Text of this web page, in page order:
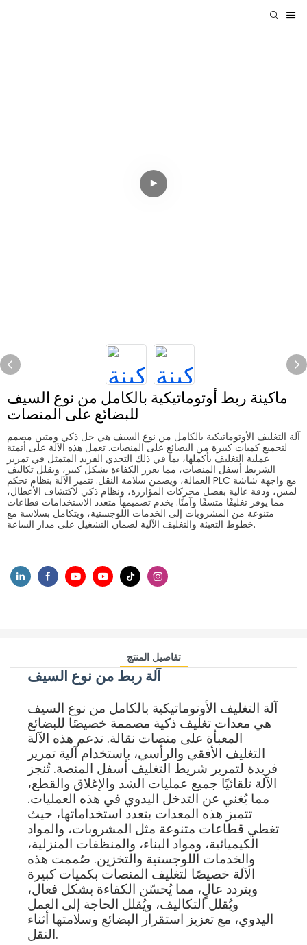
ماكينة ربط أوتوماتيكية بالكامل من نوع السيف
للبضائع على المنصات
آلة التغليف الأوتوماتيكية بالكامل من نوع السيف هي حل ذكي ومتين مصمم
لتجميع كميات كبيرة من البضائع على المنصات. تعمل هذه الآلة على أتمتة
عملية التغليف بأكملها، بما في ذلك التحدي الفريد المتمثل في تمرير
الشريط أسفل المنصات، مما يعزز الكفاءة بشكل كبير، ويقلل تكاليف
العمالة، ويضمن سلامة النقل. تتميز الآلة بنظام تحكم PLC مع واجهة شاشة
لمس، ودقة عالية بفضل محركات المؤازرة، ونظام ذكي لاكتشاف الأعطال،
مما يوفر تغليفًا متسقًا وآمنًا. يخدم تصميمها متعدد الاستخدامات قطاعات
متنوعة من المشروبات إلى الخدمات اللوجستية، ويتكامل بسلاسة مع
خطوط التعبئة والتغليف الآلية لضمان التشغيل على مدار الساعة.
تفاصيل المنتج
آلة ربط من نوع السيف
آلة التغليف الأوتوماتيكية بالكامل من نوع السيف
هي معدات تغليف ذكية مصممة خصيصًا للبضائع
المعبأة على منصات نقالة. تدعم هذه الآلة
التغليف الأفقي والرأسي، باستخدام آلية تمرير
فريدة لتمرير شريط التغليف أسفل المنصة. تُنجز
الآلة تلقائيًا جميع عمليات الشد والإغلاق والقطع،
مما يُغني عن التدخل اليدوي في هذه العمليات.
تتميز هذه المعدات بتعدد استخداماتها، حيث
تغطي قطاعات متنوعة مثل المشروبات، والمواد
الكيميائية، ومواد البناء، والمنظفات المنزلية،
والخدمات اللوجستية والتخزين. صُممت هذه
الآلة خصيصًا لتغليف المنصات بكميات كبيرة
وبتردد عالٍ، مما يُحسّن الكفاءة بشكل فعال،
ويُقلل التكاليف، ويُقلل الحاجة إلى العمل
اليدوي، مع تعزيز استقرار البضائع وسلامتها أثناء
النقل.